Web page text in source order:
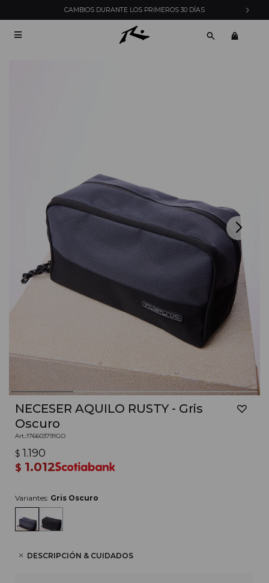
CAMBIOS DURANTE LOS PRIMEROS 30 DÍAS

NECESER AQUILO RUSTY - Gris
Oscuro
176603791GO
$ 1.190
$ 1.012
Variantes: Gris Oscuro
DESCRIPCIÓN & CUIDADOS